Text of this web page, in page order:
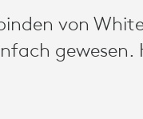
von
gewesen.